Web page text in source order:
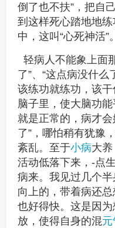
倒了也不扶”，把自
到这样死心踏地地
中，这叫“心死神活”。
轻病人不能象上面
了”、“这点病没什么
该练功就练功，该
脑子里，使大脑功
就是正常的，病才
了”，哪怕稍有犹豫
紊乱。至于小病大
活动低落下来，-点
病来。我见过几个
向上的，带着病还
也好得快。这是因
放，使得自身的混元